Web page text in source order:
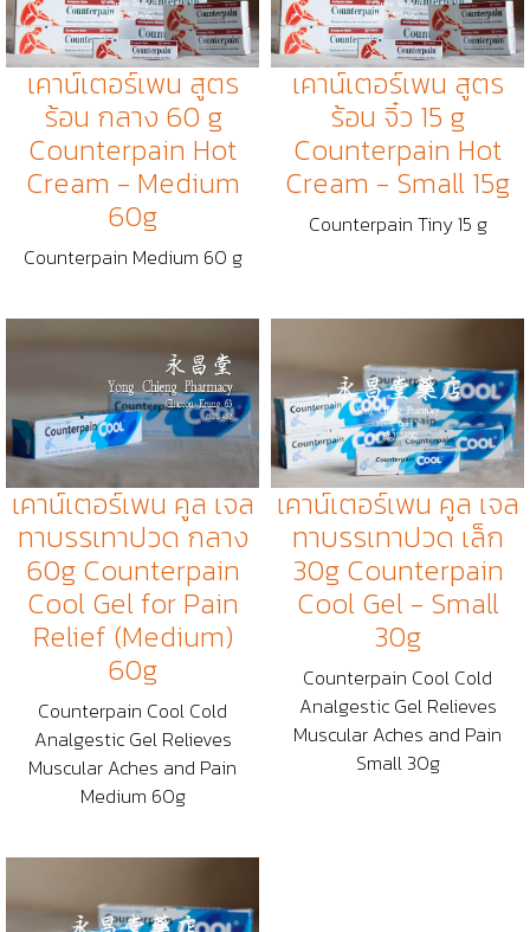
เคาน์เตอร์เพน สูตร
ร้อน กลาง 60 g
Counterpain Hot
Cream - Medium
60g
Counterpain Medium 60 g
เคาน์เตอร์เพน สูตร
ร้อน จิ๋ว 15 g
Counterpain Hot
Cream - Small 15g
Counterpain Tiny 15 g
เคาน์เตอร์เพน คูล เจล
ทาบรรเทาปวด กลาง
60g Counterpain
Cool Gel for Pain
Relief (Medium)
60g
Counterpain Cool Cold
Analgestic Gel Relieves
Muscular Aches and Pain
Medium 60g
เคาน์เตอร์เพน คูล เจล
ทาบรรเทาปวด เล็ก
30g Counterpain
Cool Gel - Small
30g
Counterpain Cool Cold
Analgestic Gel Relieves
Muscular Aches and Pain
Small 30g